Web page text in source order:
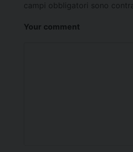
campi obbligatori sono
Your comment